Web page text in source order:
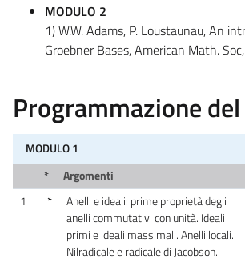
MODULO 2
1) W.W. Adams, P. Loustaunau, An
Groebner Bases, American Math.
Programmazione
MODULO 1
*
Argomenti
1
*
Anelli e ideali: prime proprietà degli
anelli commutativi con unità. Ideali
primi e ideali massimali. Anelli locali.
Nilradicale e radicale di Jacobson.